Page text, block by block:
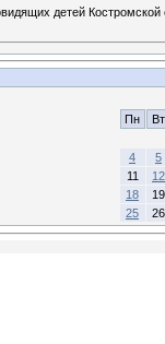
детей
Пн Вт
4
5
11
12
18
19
25
26